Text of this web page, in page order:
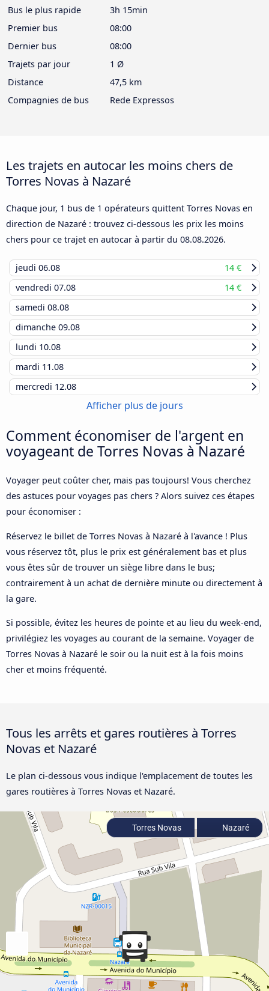
Bus le plus rapide
3h 15min
Premier bus
08:00
Dernier bus
08:00
Trajets par jour
1 Ø
Distance
47,5 km
Compagnies de bus
Rede Expressos
Les trajets en autocar les moins chers de
Torres Novas à Nazaré
Chaque jour, 1 bus de 1 opérateurs quittent Torres Novas en
direction de Nazaré : trouvez ci-dessous les prix les moins
chers pour ce trajet en autocar à partir du 08.08.2026.
jeudi 06.08
14 €
vendredi 07.08
14 €
samedi 08.08
dimanche 09.08
lundi 10.08
mardi 11.08
mercredi 12.08
Afficher plus de jours
Comment économiser de l'argent en
voyageant de Torres Novas à Nazaré
Voyager peut coûter cher, mais pas toujours! Vous cherchez
des astuces pour voyages pas chers ? Alors suivez ces étapes
pour économiser :
Réservez le billet de Torres Novas à Nazaré à l'avance ! Plus
vous réservez tôt, plus le prix est généralement bas et plus
vous êtes sûr de trouver un siège libre dans le bus;
contrairement à un achat de dernière minute ou directement à
la gare.
Si possible, évitez les heures de pointe et au lieu du week-end,
privilégiez les voyages au courant de la semaine. Voyager de
Torres Novas à Nazaré le soir ou la nuit est à la fois moins
cher et moins fréquenté.
Tous les arrêts et gares routières à Torres
Novas et Nazaré
Le plan ci-dessous vous indique l'emplacement de toutes les
gares routières à Torres Novas et Nazaré.
Torres Novas Nazaré